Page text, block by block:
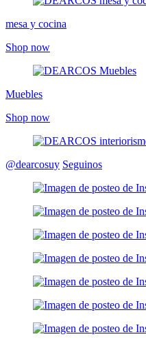
mesa y cocina
Shop now
Muebles
Shop now
@dearcosuy Seguinos